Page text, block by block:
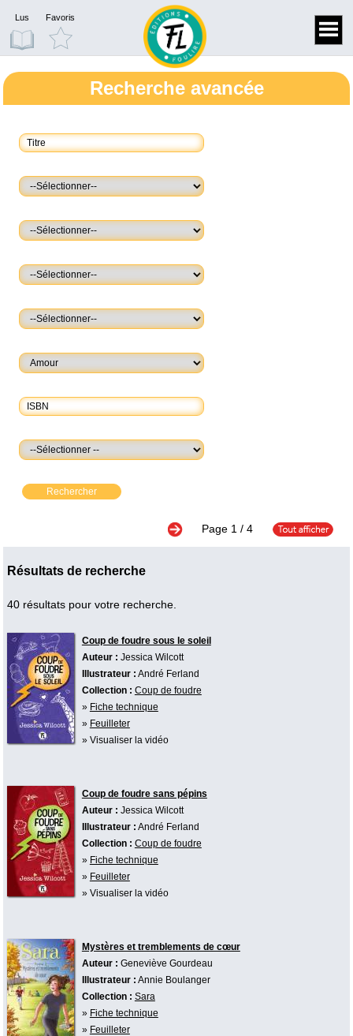
Lus Favoris
Recherche avancée
Rechercher
Page 1 / 4
Résultats de recherche
40 résultats pour votre recherche.
Coup de foudre sous le soleil
Auteur : Jessica Wilcott
Illustrateur : André Ferland
Collection : Coup de foudre
» Fiche technique
» Feuilleter
» Visualiser la vidéo
Coup de foudre sans pépins
Auteur : Jessica Wilcott
Illustrateur : André Ferland
Collection : Coup de foudre
» Fiche technique
» Feuilleter
» Visualiser la vidéo
Mystères et tremblements de cœur
Auteur : Geneviève Gourdeau
Illustrateur : Annie Boulanger
Collection : Sara
» Fiche technique
» Feuilleter